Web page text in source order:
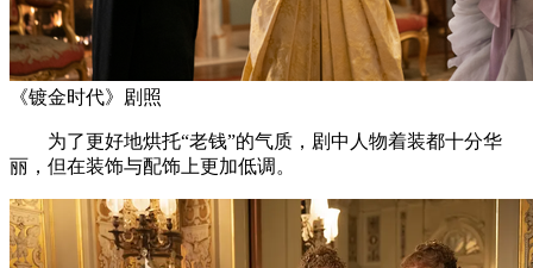
《镀金时代》剧照
为了更好地烘托“老钱”的气质，剧中人物着装都十分华
丽，但在装饰与配饰上更加低调。